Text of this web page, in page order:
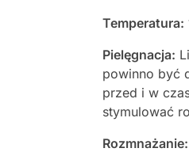
Temperatura:
Pielęgnacja:
powinno być
przed i w
stymulować
Rozmnażanie: